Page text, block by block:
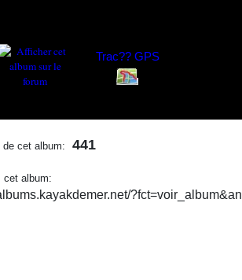
Trac?? GPS
de cet album: 441
cet album: